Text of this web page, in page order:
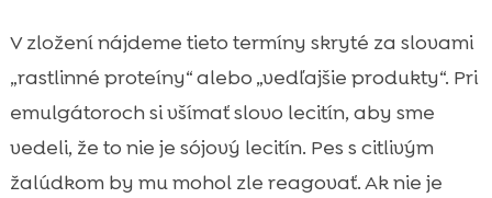
V zložení nájdeme tieto termíny skryté za slovami
„rastlinné proteíny“ alebo „vedľajšie produkty“. Pri
emulgátoroch si všímať slovo lecitín, aby sme
vedeli, že to nie je sójový lecitín. Pes s citlivým
žalúdkom by mu mohol zle reagovať. Ak nie je